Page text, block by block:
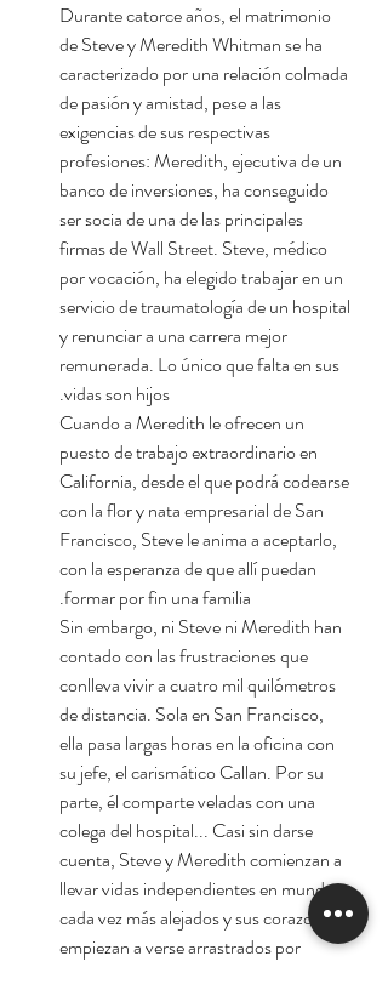
Durante catorce años, el matrimonio
de Steve y Meredith Whitman se ha
caracterizado por una relación colmada
de pasión y amistad, pese a las
exigencias de sus respectivas
profesiones: Meredith, ejecutiva de un
banco de inversiones, ha conseguido
ser socia de una de las principales
firmas de Wall Street. Steve, médico
por vocación, ha elegido trabajar en un
servicio de traumatología de un hospital
y renunciar a una carrera mejor
remunerada. Lo único que falta en sus
vidas son hijos.
Cuando a Meredith le ofrecen un
puesto de trabajo extraordinario en
California, desde el que podrá codearse
con la flor y nata empresarial de San
Francisco, Steve le anima a aceptarlo,
con la esperanza de que allí puedan
formar por fin una familia.
Sin embargo, ni Steve ni Meredith han
contado con las frustraciones que
conlleva vivir a cuatro mil quilómetros
de distancia. Sola en San Francisco,
ella pasa largas horas en la oficina con
su jefe, el carismático Callan. Por su
parte, él comparte veladas con una
colega del hospital... Casi sin darse
cuenta, Steve y Meredith comienzan a
llevar vidas independientes en mundos
cada vez más alejados y sus corazones
empiezan a verse arrastrados por